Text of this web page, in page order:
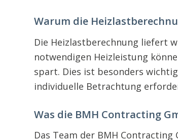
Warum die
Die Heizlastberechnung liefert
notwendigen Heizleistung
spart. Dies ist besonders
individuelle Betrachtung
Was die BMH Contracting
Das Team der BMH